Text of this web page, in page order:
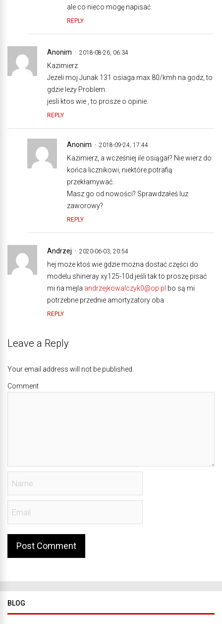
ale co nieco mogę napisać.
REPLY
Anonim 2018-08-26, 06:34
Kazimierz.
Jezeli moj Junak 131 osiaga max.80/kmh na godz, to
gdzie lezy Problem.
jesli ktos wie , to prosze o opinie.
REPLY
Anonim 2018-09-24, 17:44
Kazimierz, a wcześniej ile osiągał? Nie wierz do
końca licznikowi, niektóre potrafią
przekłamywać.
Masz go od nowości? Sprawdzałeś luz
zaworowy?
REPLY
Andrzej 2020-06-03, 20:54
hej może ktoś wie gdzie można dostać części do
modelu shineray xy125-10d jeśli tak to proszę pisać
mi na mejla andrzejkowalczyk0@op.pl bo są mi
potrzebne przednie amortyzatory oba
REPLY
Leave a Reply
Your email address will not be published.
Comment
BLOG